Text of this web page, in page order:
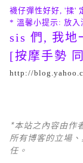
襪仔彈性好好, '揉'
* 溫馨小提示: 放入
sis 們, 我地
[按摩手勢
http://
*本站之內容由作
所有博客的立場
任。